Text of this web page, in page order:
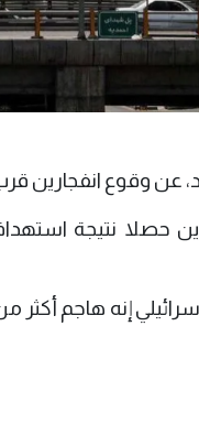
عن وقوع انفجارين
حصلا نتيجة